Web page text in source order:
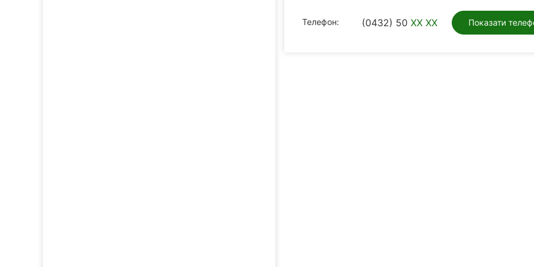
Телефон: (0432) 50 XX XX Показати